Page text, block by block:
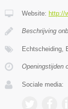
Website: http://
Beschrijving
Echtscheiding,
Openingstijden
Sociale media: